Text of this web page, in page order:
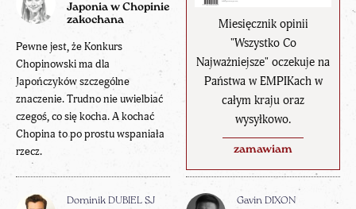
Miesięcznik opinii
"Wszystko Co
Najważniejsze" oczekuje na
Państwa w EMPIKach w
całym kraju oraz
wysyłkowo.
zamawiam
Japonia w Chopinie
zakochana
Pewne jest, że Konkurs
Chopinowski ma dla
Japończyków szczególne
znaczenie. Trudno nie uwielbiać
czegoś, co się kocha. A kochać
Chopina to po prostu wspaniała
rzecz.
Dominik DUBIEL SJ Gavin DIXON